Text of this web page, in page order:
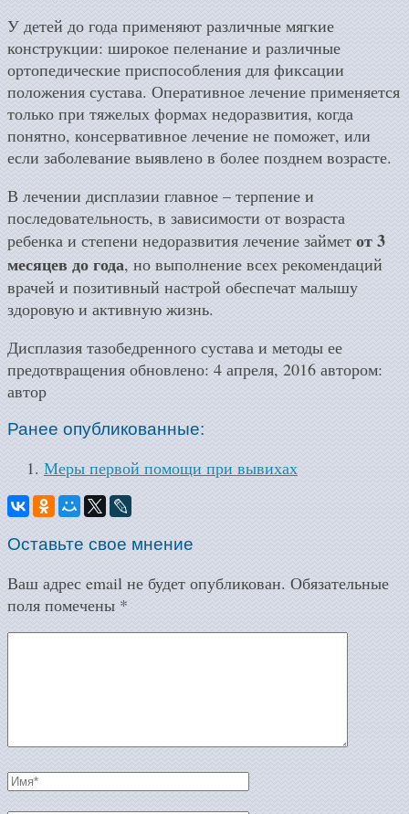
У детей до года применяют различные мягкие
конструкции: широкое пеленание и различные
ортопедические приспособления для фиксации
положения сустава. Оперативное лечение применяется
только при тяжелых формах недоразвития, когда
понятно, консервативное лечение не поможет, или
если заболевание выявлено в более позднем возрасте.
В лечении дисплазии главное – терпение и
последовательность, в зависимости от возраста
ребенка и степени недоразвития лечение займет от 3
месяцев до года, но выполнение всех рекомендаций
врачей и позитивный настрой обеспечат малышу
здоровую и активную жизнь.
Дисплазия тазобедренного сустава и методы ее
предотвращения обновлено: 4 апреля, 2016 автором:
автор
Ранее опубликованные:
Меры первой помощи при вывихах
Оставьте свое мнение
Ваш адрес email не будет опубликован. Обязательные
поля помечены *